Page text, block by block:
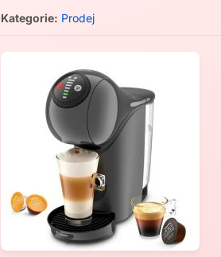
Kategorie: Prodej